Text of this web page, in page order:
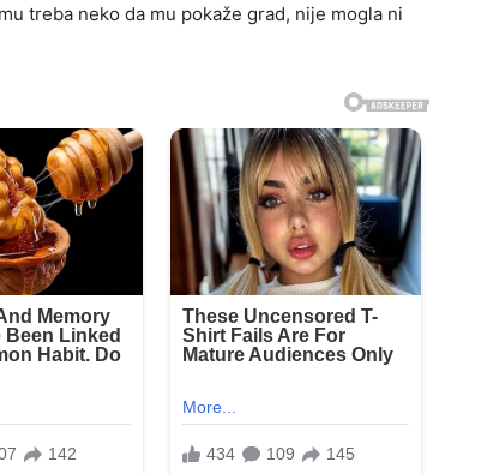
treba neko da mu pokaže grad, nije mogla ni